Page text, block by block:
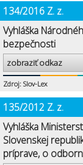
134/2016 Z. z.
Vyhláška
bezpečnosti
zobraziť odkaz
Zdroj: Slov-Lex
135/2012 Z. z.
Vyhláška
Slovenskej
príprave, o